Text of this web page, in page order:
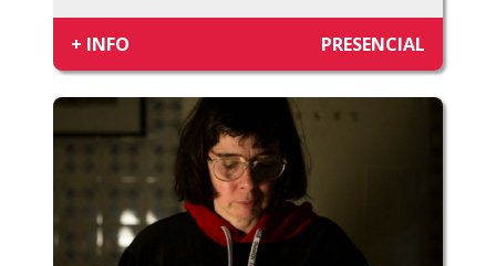
+ INFO PRESENCIAL